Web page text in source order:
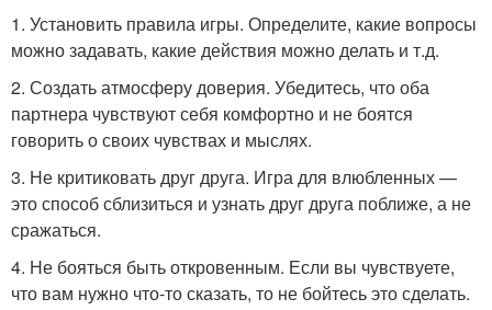
1. Установить правила игры. Определите, какие вопросы
можно задавать, какие действия можно делать и т.д.
2. Создать атмосферу доверия. Убедитесь, что оба
партнера чувствуют себя комфортно и не боятся
говорить о своих чувствах и мыслях.
3. Не критиковать друг друга. Игра для влюбленных —
это способ сблизиться и узнать друг друга поближе, а не
сражаться.
4. Не бояться быть откровенным. Если вы чувствуете,
что вам нужно что-то сказать, то не бойтесь это сделать.